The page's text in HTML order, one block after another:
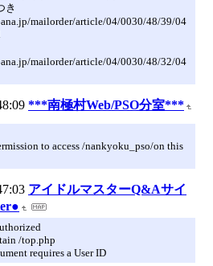
き
mailorder/article/04/0030/48/39/04
mailorder/article/04/0030/48/32/04
***南極村Web/PSO分室***
to access /nankyoku_pso/on this
アイドルマスターQ&Aサイ
/top.php
requires a User ID